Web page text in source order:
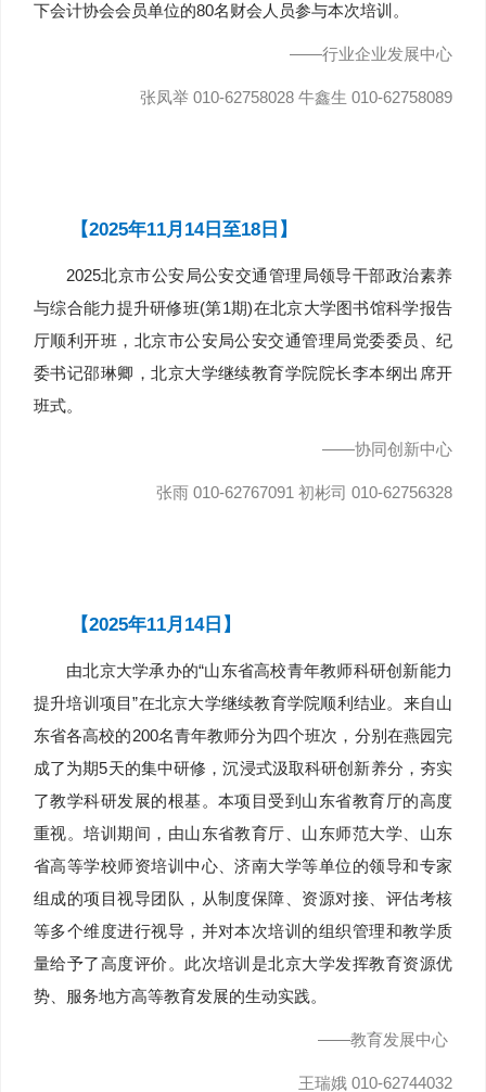
下会计协会会员单位的80名财会人员参与本次培训。
——行业企业发展中心
张凤举 010-62758028 牛鑫生 010-62758089
【2025年11月14日至18日】
2025北京市公安局公安交通管理局领导干部政治素养
与综合能力提升研修班(第1期)在北京大学图书馆科学报告
厅顺利开班，北京市公安局公安交通管理局党委委员、纪
委书记邵琳卿，北京大学继续教育学院院长李本纲出席开
班式。
——协同创新中心
张雨 010-62767091 初彬司 010-62756328
【2025年11月14日】
由北京大学承办的“山东省高校青年教师科研创新能力
提升培训项目”在北京大学继续教育学院顺利结业。来自山
东省各高校的200名青年教师分为四个班次，分别在燕园完
成了为期5天的集中研修，沉浸式汲取科研创新养分，夯实
了教学科研发展的根基。本项目受到山东省教育厅的高度
重视。培训期间，由山东省教育厅、山东师范大学、山东
省高等学校师资培训中心、济南大学等单位的领导和专家
组成的项目视导团队，从制度保障、资源对接、评估考核
等多个维度进行视导，并对本次培训的组织管理和教学质
量给予了高度评价。此次培训是北京大学发挥教育资源优
势、服务地方高等教育发展的生动实践。
——教育发展中心
王瑞娥 010-62744032